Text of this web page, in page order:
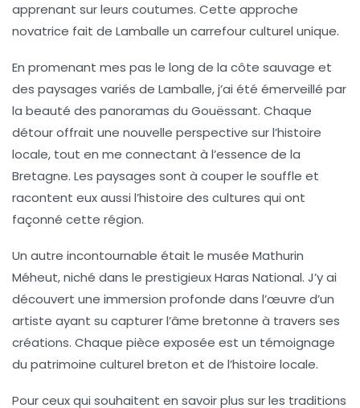
apprenant sur leurs coutumes. Cette approche
novatrice fait de Lamballe un carrefour culturel unique.
En promenant mes pas le long de la côte sauvage et
des paysages variés de Lamballe, j’ai été émerveillé par
la beauté des panoramas du Gouëssant. Chaque
détour offrait une nouvelle perspective sur l’histoire
locale, tout en me connectant à l’essence de la
Bretagne. Les paysages sont à couper le souffle et
racontent eux aussi l’histoire des cultures qui ont
façonné cette région.
Un autre incontournable était le musée Mathurin
Méheut, niché dans le prestigieuxHaras National. J’y ai
découvert une immersion profonde dans l’œuvre d’un
artiste ayant su capturer l’âme bretonne à travers ses
créations. Chaque pièce exposée est un témoignage
du patrimoine culturel breton et de l’histoire locale.
Pour ceux qui souhaitent en savoir plus sur les traditions